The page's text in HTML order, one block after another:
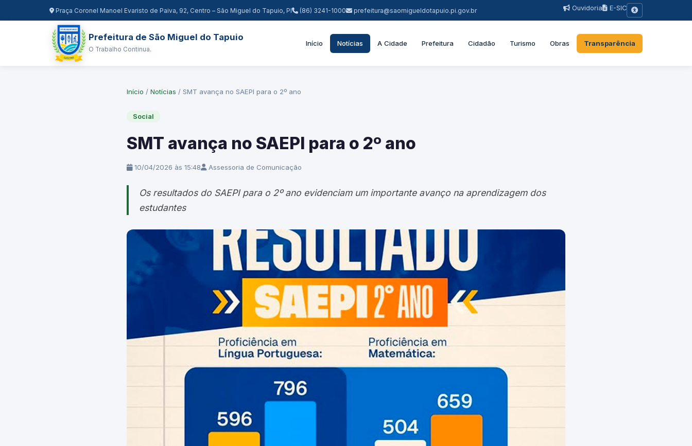
Praça Coronel Manoel Evaristo de Paiva, 92, Centro – São Miguel do Tapuio, PI (86) 3241-1000 prefeitura@saomigueldotapuio.pi.gov.br Ouvidoria E-SIC
Prefeitura de São Miguel do Tapuio
O Trabalho Continua.
Início Notícias A Cidade Prefeitura Cidadão Turismo Obras Transparência
Início / Notícias / SMT avança no SAEPI para o 2º ano
Social
SMT avança no SAEPI para o 2º ano
10/04/2026 às 15:48 Assessoria de Comunicação
Os resultados do SAEPI para o 2º ano evidenciam um importante avanço na aprendizagem dos
estudantes